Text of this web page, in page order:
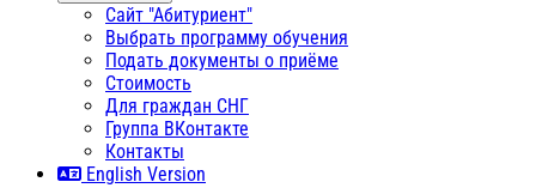
Сайт "Абитуриент"
Выбрать программу обучения
Подать документы о приёме
Стоимость
Для граждан СНГ
Группа ВКонтакте
Контакты
English Version